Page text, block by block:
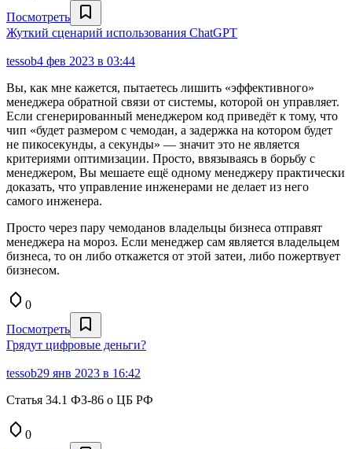
Посмотреть
Жуткий сценарий использования ChatGPT
tessob4 фев 2023 в 03:44
Вы, как мне кажется, пытаетесь лишить «эффективного»
менеджера обратной связи от системы, которой он управляет.
Если сгенерированный менеджером код приведёт к тому, что
чип «будет размером с чемодан, а задержка на котором будет
не пикосекунды, а секунды» — значит это не является
критериями оптимизации. Просто, ввязываясь в борьбу с
менеджером, Вы мешаете ещё одному менеджеру практически
доказать, что управление инженерами не делает из него
самого инженера.
Просто через пару чемоданов владельцы бизнеса отправят
менеджера на мороз. Если менеджер сам является владельцем
бизнеса, то он либо откажется от этой затеи, либо пожертвует
бизнесом.
0
Посмотреть
Грядут цифровые деньги?
tessob29 янв 2023 в 16:42
Статья 34.1 ФЗ-86 o ЦБ РФ
0